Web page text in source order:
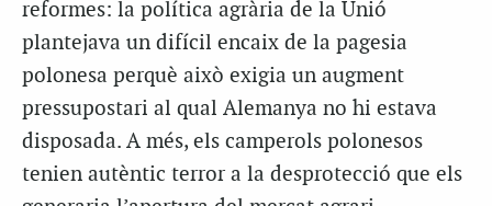
reformes: la política agrària de la Unió
plantejava un difícil encaix de la pagesia
polonesa perquè això exigia un augment
pressupostari al qual Alemanya no hi estava
disposada. A més, els camperols polonesos
tenien autèntic terror a la desprotecció que els